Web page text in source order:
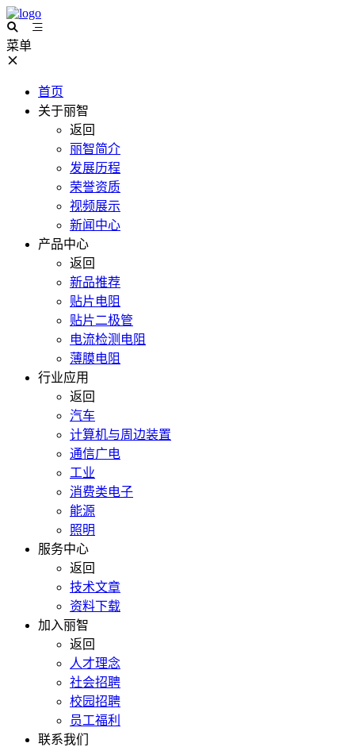
菜单
首页
关于丽智
返回
丽智简介
发展历程
荣誉资质
视频展示
新闻中心
产品中心
返回
新品推荐
贴片电阻
贴片二极管
电流检测电阻
薄膜电阻
行业应用
返回
汽车
计算机与周边装置
通信广电
工业
消费类电子
能源
照明
服务中心
返回
技术文章
资料下载
加入丽智
返回
人才理念
社会招聘
校园招聘
员工福利
联系我们